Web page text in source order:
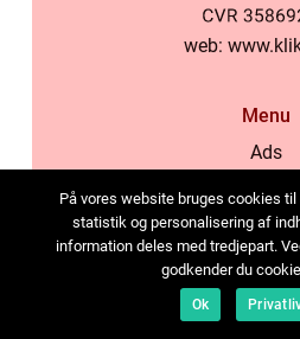
web:
Menu
Ads
Cookies
Contact
Sitemap
På vores website bruges cookies
statistik og personalisering af
information deles med tredjepart.
godkender du
Ok